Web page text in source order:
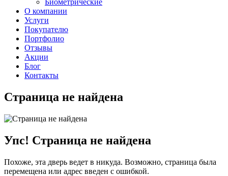
Биометрические
О компании
Услуги
Покупателю
Портфолио
Отзывы
Акции
Блог
Контакты
Страница не найдена
Упс! Страница не найдена
Похоже, эта дверь ведет в никуда. Возможно, страница была
перемещена или адрес введен с ошибкой.